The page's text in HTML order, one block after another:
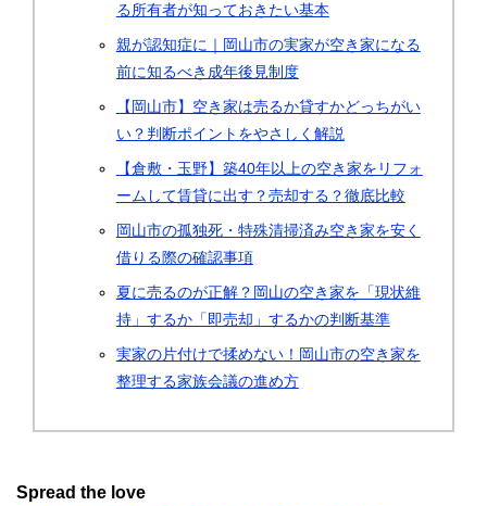
る所有者が知っておきたい基本
親が認知症に｜岡山市の実家が空き家になる
前に知るべき成年後見制度
【岡山市】空き家は売るか貸すかどっちがい
い？判断ポイントをやさしく解説
【倉敷・玉野】築40年以上の空き家をリフォ
ームして賃貸に出す？売却する？徹底比較
岡山市の孤独死・特殊清掃済み空き家を安く
借りる際の確認事項
夏に売るのが正解？岡山の空き家を「現状維
持」するか「即売却」するかの判断基準
実家の片付けで揉めない！岡山市の空き家を
整理する家族会議の進め方
Spread the love